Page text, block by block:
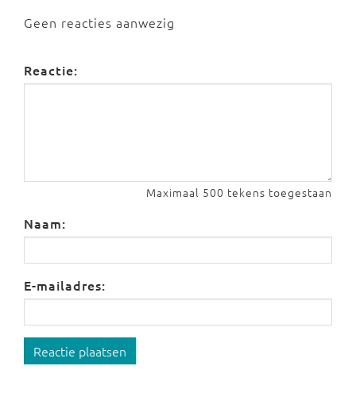
Geen reacties aanwezig
Reactie:
Maximaal 500 tekens toegestaan
Naam:
E-mailadres:
Reactie plaatsen